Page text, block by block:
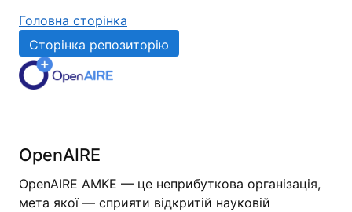
Головна сторінка
Сторінка репозиторію
OpenAIRE
OpenAIRE AMKE — це неприбуткова організація,
мета якої — сприяти відкритій науковій